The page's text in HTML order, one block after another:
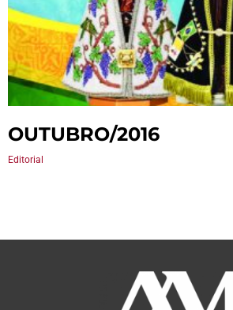
OUTUBRO/2016
Editorial